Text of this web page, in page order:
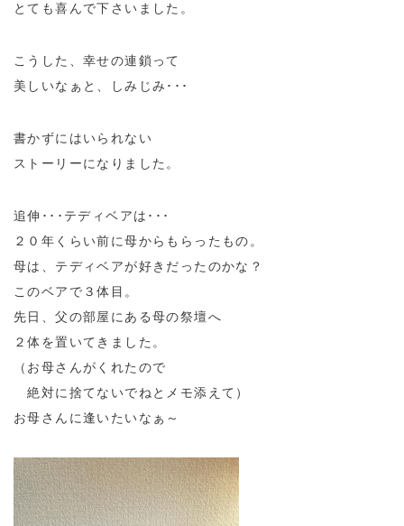
とても喜んで下さいました。
こうした、幸せの連鎖って
美しいなぁと、しみじみ･･･
書かずにはいられない
ストーリーになりました。
追伸･･･テディベアは･･･
２０年くらい前に母からもらったもの。
母は、テディベアが好きだったのかな？
このベアで３体目。
先日、父の部屋にある母の祭壇へ
２体を置いてきました。
（お母さんがくれたので
絶対に捨てないでねとメモ添えて）
お母さんに逢いたいなぁ～